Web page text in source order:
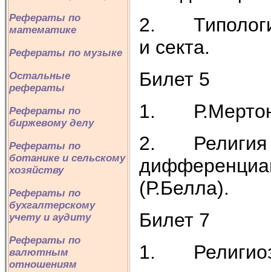
Рефераты по
математике
Рефераты по музыке
Остальные
рефераты
Рефераты по
биржевому делу
Рефераты по
ботанике и сельскому
хозяйству
Рефераты по
бухгалтерскому
учету и аудиту
Рефераты по
валютным
отношениям
2. Типология
и секта.
Билет 5
1. Р.Мертон
2. Религия
(Р.Белла).
Билет 7
1.